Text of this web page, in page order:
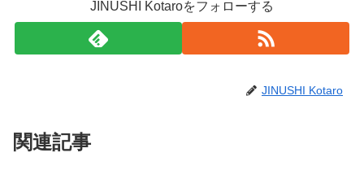
JINUSHI Kotaroをフォローする
JINUSHI Kotaro
関連記事